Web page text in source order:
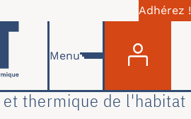
Adhérez !
Menu
thermique de l'habitat